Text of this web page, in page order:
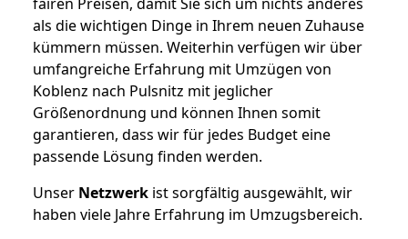
als die wichtigen Dinge in Ihrem neuen Zuhause
kümmern müssen. Weiterhin verfügen wir über
umfangreiche Erfahrung mit Umzügen von
Koblenz nach Pulsnitz mit jeglicher
Größenordnung und können Ihnen somit
garantieren, dass wir für jedes Budget eine
passende Lösung finden werden.
Unser Netzwerk ist sorgfältig ausgewählt, wir
haben viele Jahre Erfahrung im Umzugsbereich.